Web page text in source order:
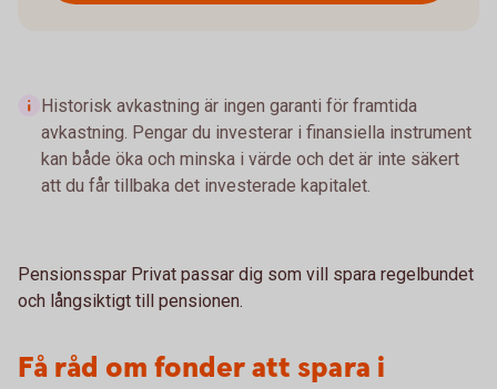
Historisk avkastning är ingen garanti för framtida
avkastning. Pengar du investerar i finansiella instrument
kan både öka och minska i värde och det är inte säkert
att du får tillbaka det investerade kapitalet.
Pensionsspar Privat passar dig som vill spara regelbundet
och långsiktigt till pensionen.
Få råd om fonder att spara i